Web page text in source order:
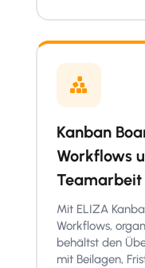
Kanban
Workflows
Teamarbeit
Mit ELIZA
Workflows,
behältst den
mit Beilagen,